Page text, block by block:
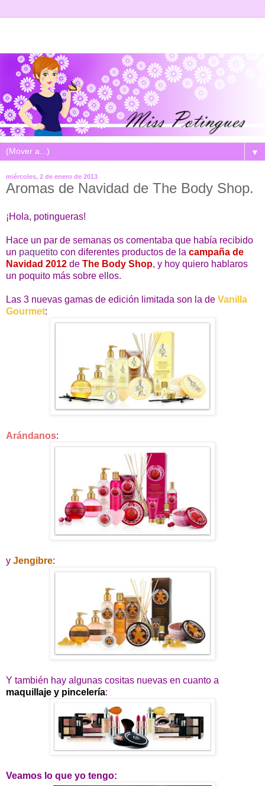
▼
miércoles, 2 de enero de 2013
Aromas de Navidad de The Body Shop.
¡Hola, potingueras!
Hace un par de semanas os comentaba que había recibido
un paquetito con diferentes productos de la campaña de
Navidad 2012 de The Body Shop, y hoy quiero hablaros
un poquito más sobre ellos.
Las 3 nuevas gamas de edición limitada son la de Vanilla
Gourmet:
Arándanos:
y Jengibre:
Y también hay algunas cositas nuevas en cuanto a
maquillaje y pincelería:
Veamos lo que yo tengo: